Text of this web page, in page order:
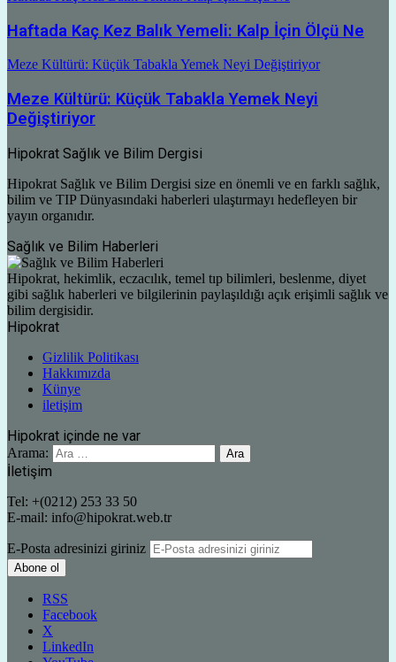
Haftada Kaç Kez Balık Yemeli: Kalp İçin Ölçü Ne
Meze Kültürü: Küçük Tabakla Yemek Neyi Değiştiriyor
Meze Kültürü: Küçük Tabakla Yemek Neyi
Değiştiriyor
Hipokrat Sağlık ve Bilim Dergisi
Hipokrat Sağlık ve Bilim Dergisi size en önemli ve en farklı sağlık,
bilim ve TIP Dünyasındaki haberleri ulaştırmayı hedefleyen bir
yayın organıdır.
Sağlık ve Bilim Haberleri
Hipokrat, hekimlik, eczacılık, temel tıp bilimleri, beslenme, diyet
gibi sağlık haberleri ve bilgilerinin paylaşıldığı açık erişimli sağlık ve
bilim dergisidir.
Hipokrat
Gizlilik Politikası
Hakkımızda
Künye
iletişim
Hipokrat içinde ne var
Arama:
İletişim
Tel: +(0212) 253 33 50
E-mail: info@hipokrat.web.tr
E-Posta adresinizi giriniz
RSS
Facebook
X
LinkedIn